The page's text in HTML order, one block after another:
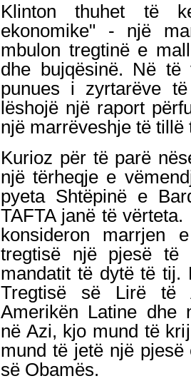
Klinton thuhet të
ekonomike" - një
mbulon tregtinë e
dhe bujqësinë. Në të
punues i zyrtarëve
lëshojë një raport
një marrëveshje të tillë
Kurioz për të parë
një tërheqje e
pyeta Shtëpinë e
TAFTA janë të
konsideron marrjen
tregtisë një pjesë të
mandatit të dytë të tij.
Tregtisë së Lirë të
Amerikën Latine dhe
në Azi, kjo mund të
mund të jetë një
së Obamës.